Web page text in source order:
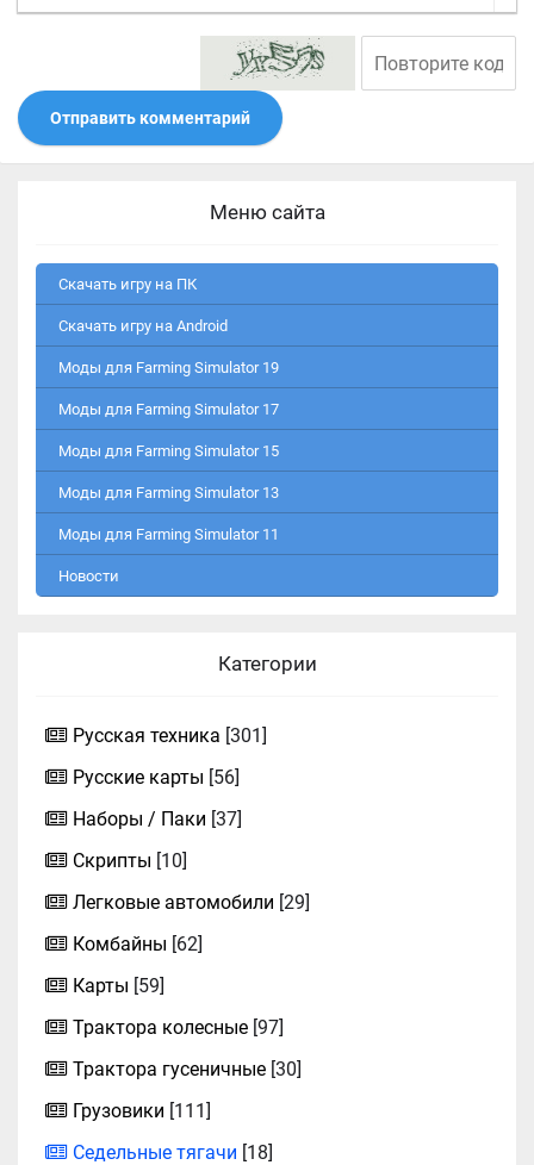
Отправить комментарий
Меню сайта
Скачать игру на ПК
Скачать игру на Android
Моды для Farming Simulator 19
Моды для Farming Simulator 17
Моды для Farming Simulator 15
Моды для Farming Simulator 13
Моды для Farming Simulator 11
Новости
Категории
Русская техника [301]
Русские карты [56]
Наборы / Паки [37]
Скрипты [10]
Легковые автомобили [29]
Комбайны [62]
Карты [59]
Трактора колесные [97]
Трактора гусеничные [30]
Грузовики [111]
Седельные тягачи [18]